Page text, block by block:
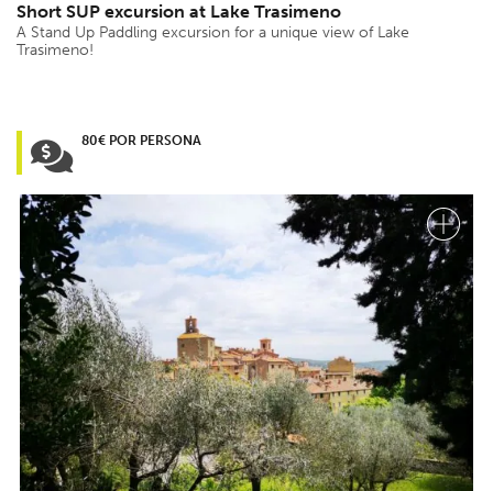
Short SUP excursion at Lake Trasimeno
A Stand Up Paddling excursion for a unique view of Lake
Trasimeno!
80€ POR PERSONA